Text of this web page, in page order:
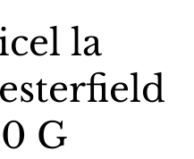
la
G